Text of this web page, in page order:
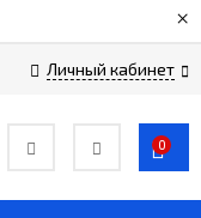
×
Личный кабинет
0